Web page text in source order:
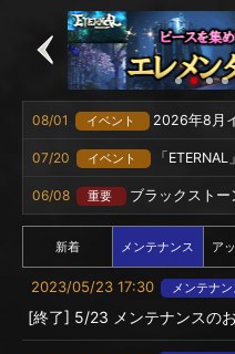
08/01 イベント 2026年8月
07/20 イベント 「
06/08 重要 ブラックスト
新着 メンテナンス ア
2023/05/23 17:30 メンテナン
[終了] 5/23 メンテナンスの